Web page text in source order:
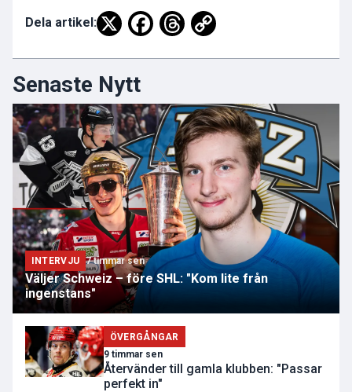
Dela artikel:
Senaste Nytt
INTERVJU 7 timmar sen
Väljer Schweiz – före SHL: "Kom lite från
ingenstans"
ÖVERGÅNGAR
9 timmar sen
Återvänder till gamla klubben: "Passar
perfekt in"